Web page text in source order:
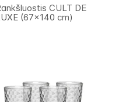
CULT DE
(67x140 cm)